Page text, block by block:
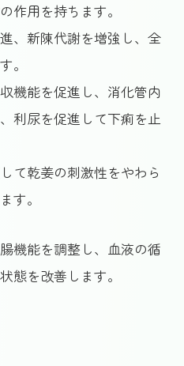
作用を持ちます。
、新陳代謝を増強し、全
。
機能を促進し、消化管内
利尿を促進して下痢を止
て乾姜の刺激性をやわら
す。
機能を調整し、血液の循
態を改善します。